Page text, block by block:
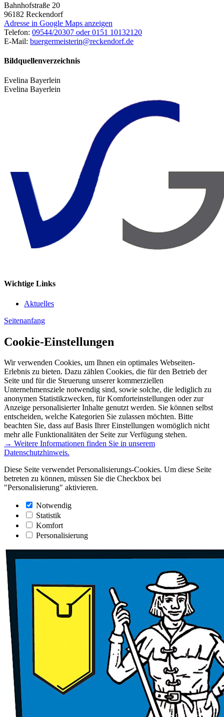
Bahnhofstraße 20
96182 Reckendorf
Adresse in Google Maps anzeigen
Telefon: 09544/20307 oder 0151 10132120
E-Mail: buergermeisterin@reckendorf.de
Bildquellenverzeichnis
Evelina Bayerlein
Evelina Bayerlein
Wichtige Links
Aktuelles
Seitenanfang
Cookie-Einstellungen
Wir verwenden Cookies, um Ihnen ein optimales Webseiten-
Erlebnis zu bieten. Dazu zählen Cookies, die für den Betrieb der
Seite und für die Steuerung unserer kommerziellen
Unternehmensziele notwendig sind, sowie solche, die lediglich zu
anonymen Statistikzwecken, für Komforteinstellungen oder zur
Anzeige personalisierter Inhalte genutzt werden. Sie können selbst
entscheiden, welche Kategorien Sie zulassen möchten. Bitte
beachten Sie, dass auf Basis Ihrer Einstellungen womöglich nicht
mehr alle Funktionalitäten der Seite zur Verfügung stehen.
→ Weitere Informationen finden Sie in unserem
Datenschutzhinweis.
Diese Seite verwendet Personalisierungs-Cookies. Um diese Seite
betreten zu können, müssen Sie die Checkbox bei
"Personalisierung" aktivieren.
Notwendig
Statistik
Komfort
Personalisierung